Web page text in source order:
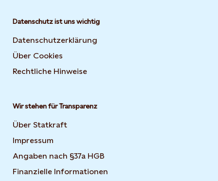
Datenschutz ist uns wichtig
Datenschutzerklärung
Über Cookies
Rechtliche Hinweise
Wir stehen für Transparenz
Über Statkraft
Impressum
Angaben nach §37a HGB
Finanzielle Informationen